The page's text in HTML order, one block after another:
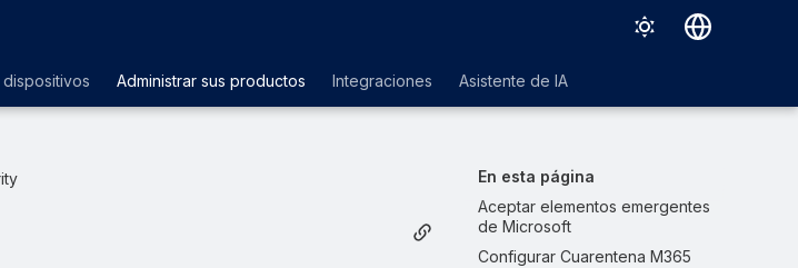
Français
Administrar sus productos Integraciones Asistente de IA
En esta página
Aceptar elementos emergentes
de Microsoft
Configurar Cuarentena M365